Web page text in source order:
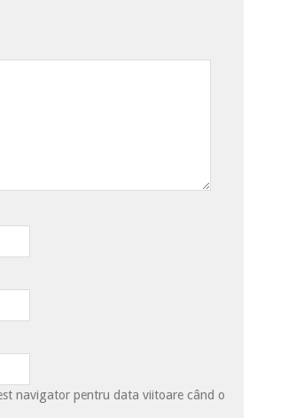
navigator pentru data viitoare când o